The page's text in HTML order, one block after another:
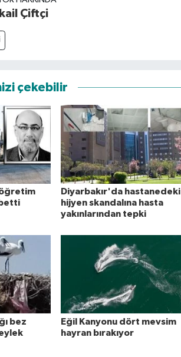
Çiftçi
çekebilir
Diyarbakır'da hastanedeki
hijyen skandalına hasta
yakınlarından tepki
bez
Eğil Kanyonu dört mevsim
hayran bırakıyor